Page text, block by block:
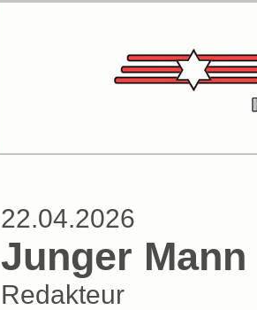
22.04.2026
Junger
Redakteur